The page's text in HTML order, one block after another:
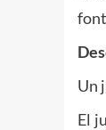
Un
El